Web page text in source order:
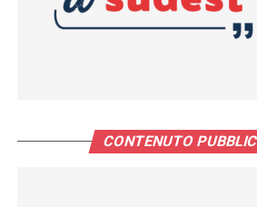
CONTENUTO